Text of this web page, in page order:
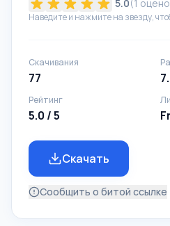
5.0(1
Наведите и нажмите на звезду,
Скачивания
77
Рейтинг
5.0 / 5
Скачать
Сообщить о битой ссылке